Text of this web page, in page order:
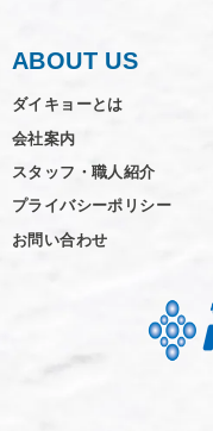
ABOUT US
ダイキョーとは
会社案内
スタッフ・職人紹介
プライバシーポリシー
お問い合わせ